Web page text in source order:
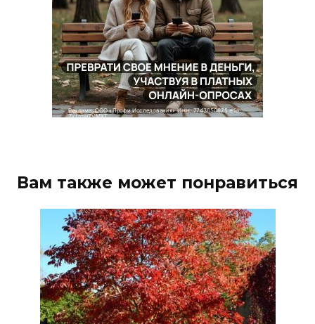
Вам также может понравиться